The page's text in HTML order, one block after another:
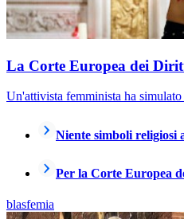
La Corte Europea dei
Un'attivista femminista ha
Niente simboli religiosi
Per la Corte Europea
blasfemia